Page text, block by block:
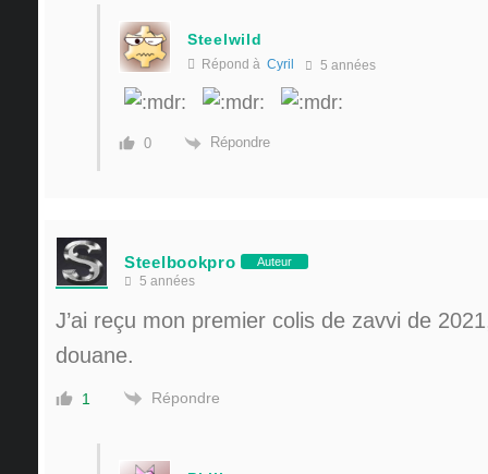
Steelwild
Répond à Cyril 5 années
0 Répondre
Steelbookpro Auteur
5 années
J’ai reçu mon premier colis de zavvi de
douane.
1 Répondre